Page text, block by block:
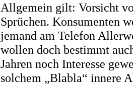
Allgemein gilt: Vorsicht
Sprüchen. Konsumenten
jemand am Telefon
wollen doch bestimmt
Jahren noch Interesse
solchem „Blabla“ innere